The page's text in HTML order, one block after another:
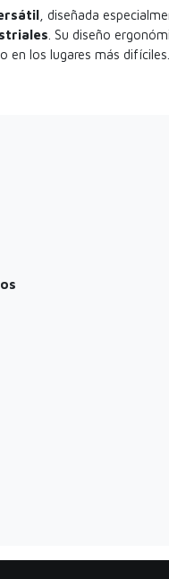
, diseñada
. Su diseño
en los lugares más